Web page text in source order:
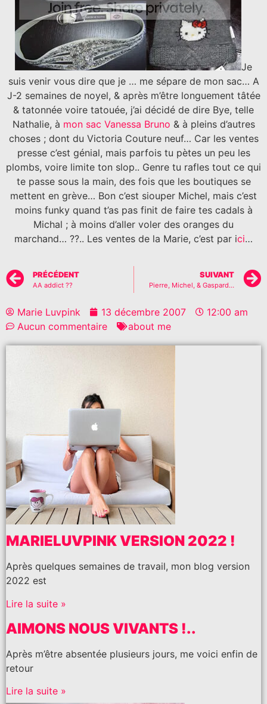
Je
suis venir vous dire que je … me sépare de mon sac… A
J-2 semaines de noyel, & après m’être longuement tâtée
& tatonnée voire tatouée, j’ai décidé de dire Bye, telle
Nathalie, à mon sac Vanessa Bruno & à pleins d’autres
choses ; dont du Victoria Couture neuf… Car les ventes
presse c’est génial, mais parfois tu pètes un peu les
plombs, voire limite ton slop.. Genre tu rafles tout ce qui
te passe sous la main, des fois que les boutiques se
mettent en grève… Bon c’est siouper Michel, mais c’est
moins funky quand t’as pas finit de faire tes cadals à
Michal ; à moins d’aller voler des oranges du
marchand… ??.. Les ventes de la Marie, c’est par ici…
PRÉCÉDENT
AA addict ??
SUIVANT
Pierre, Michel, & Gaspard…
Marie Luvpink 13 décembre 2007
12:00 am
Aucun commentaire
about me
MARIELUVPINK VERSION 2022 !
Après quelques semaines de travail, mon blog version
2022 est
Lire la suite »
AIMONS NOUS VIVANTS !..
Après m’être absentée plusieurs jours, me voici enfin de
retour
Lire la suite »